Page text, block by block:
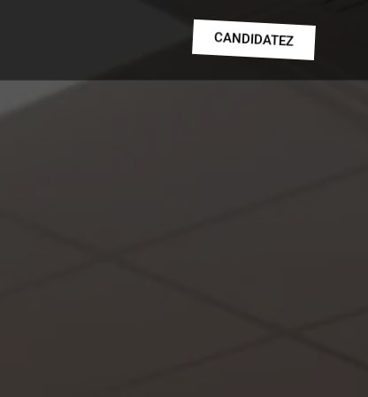
CANDIDATEZ